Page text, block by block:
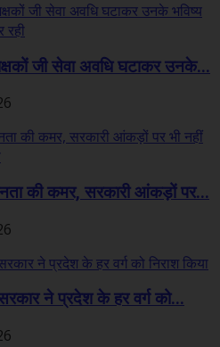
जी सेवा अवधि घटाकर उनके...
की कमर, सरकारी आंकड़ों पर...
ने प्रदेश के हर वर्ग को...